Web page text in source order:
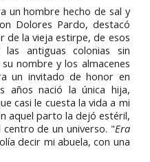
un hombre hecho de sal y
Dolores Pardo, destacó
de la vieja estirpe, de esos
antiguas colonias sin
nombre y los almacenes
un invitado de honor en
años nació la única hija,
casi le cuesta la vida a mi
aquel parto la dejó estéril,
de un universo. "Era
decir mi abuela, con una